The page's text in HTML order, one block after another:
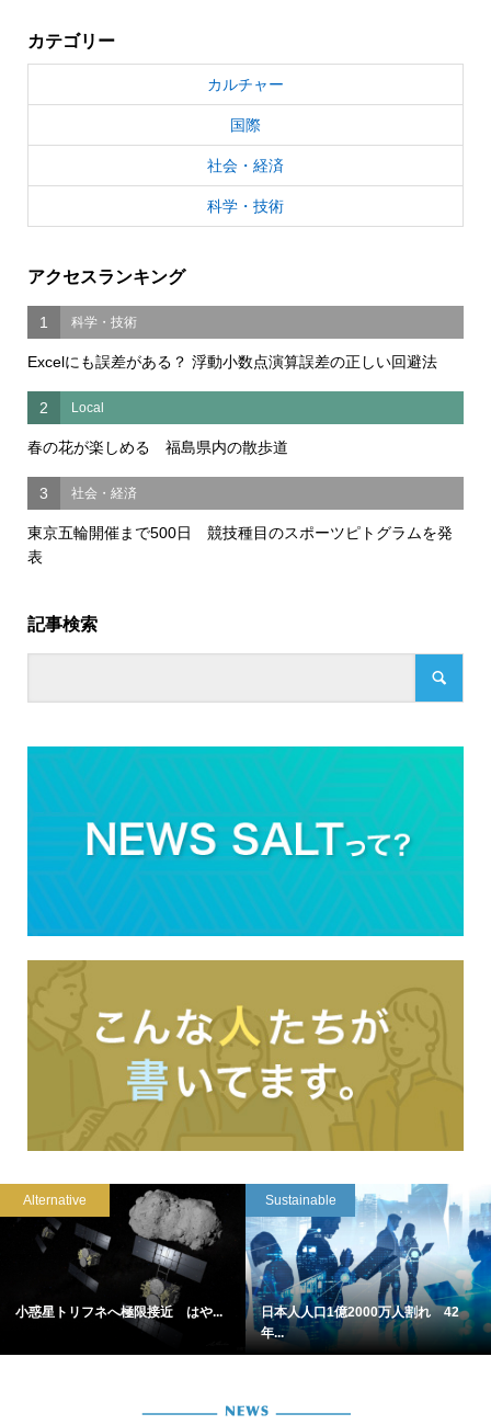
カテゴリー
カルチャー
国際
社会・経済
科学・技術
アクセスランキング
1 科学・技術
Excelにも誤差がある？ 浮動小数点演算誤差の正しい回避法
2 Local
春の花が楽しめる 福島県内の散歩道
3 社会・経済
東京五輪開催まで500日 競技種目のスポーツピトグラムを発
表
記事検索
Alternative
小惑星トリフネへ極限接近 はや...
Sustainable
日本人人口1億2000万人割れ 42
年...